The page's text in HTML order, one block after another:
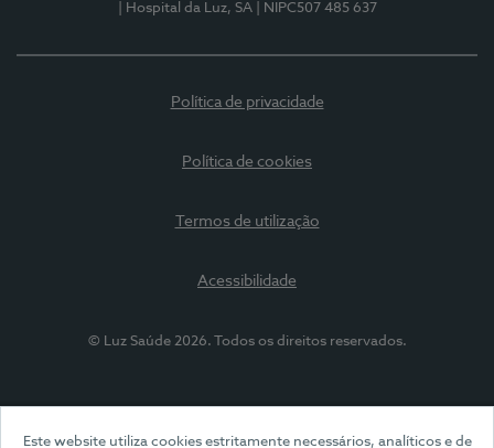
Este website utiliza cookies estritamente necessários, analíticos e de
| Hospital da Luz, SA
| NIPC507 485 637
Política de privacidade
Política de cookies
Termos de utilização
Acessibilidade
© Luz Saúde 2026. Todos os direitos reservados.